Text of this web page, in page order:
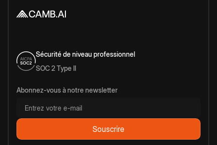
Sécurité de niveau professionnel
SOC 2 Type II
Abonnez-vous à notre newsletter